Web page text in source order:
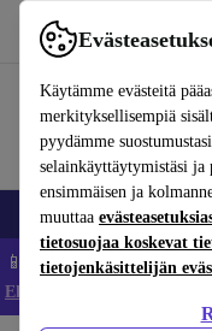
Käytämme evästeitä
merkityksellisempiä
pyydämme
selainkäyttäytymistäsi ja
ensimmäisen ja
muuttaa
tietosuojaa koskevat
tietojenkäsittelijän
Käytä refurbed-palvelua
Matkapuhelimet ja
📱 Säästä 5 % LISÄÄ
Ehdot ja säännöt